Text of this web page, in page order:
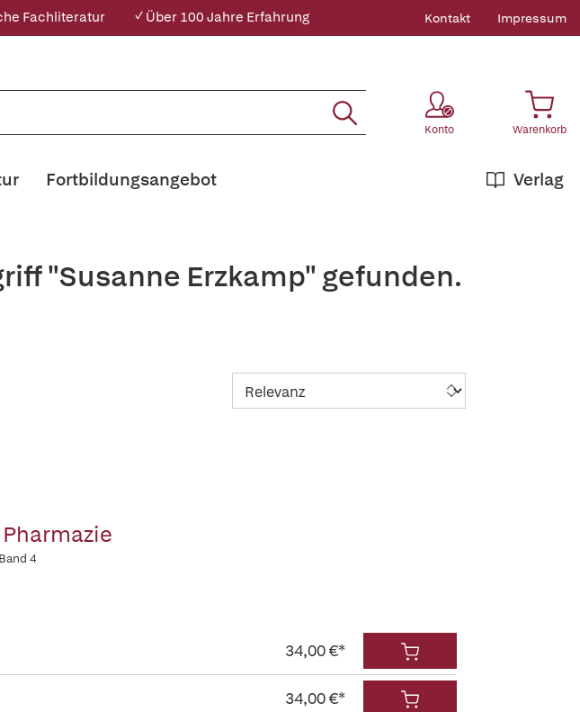
Fachliteratur ✓ Über 100 Jahre Erfahrung Kontakt Impressum
Konto Warenkorb
Verlag
Fortbildungsangebot
"Susanne Erzkamp" gefunden.
4
34,00 €*
34,00 €*